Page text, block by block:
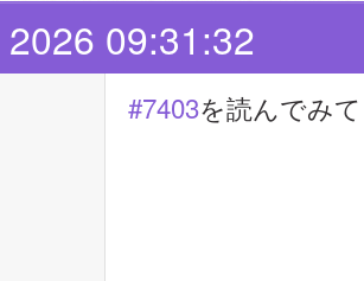
09:31:32
#7403を読んでみ